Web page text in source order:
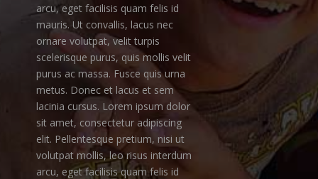
arcu, eget facilisis quam felis id
mauris. Ut convallis, lacus nec
ornare volutpat, velit turpis
scelerisque purus, quis mollis velit
purus ac massa. Fusce quis urna
metus. Donec et lacus et sem
lacinia cursus. Lorem ipsum dolor
sit amet, consectetur adipiscing
elit. Pellentesque pretium, nisi ut
volutpat mollis, leo risus interdum
arcu, eget facilisis quam felis id